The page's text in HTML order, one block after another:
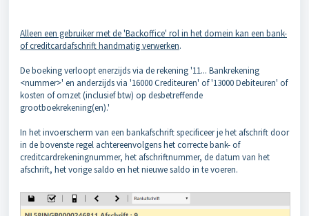
Alleen een gebruiker met de 'Backoffice' rol in het domein kan een bank-
of creditcardafschrift handmatig verwerken.
De boeking verloopt enerzijds via de rekening '11... Bankrekening
<nummer>' en anderzijds via '16000 Crediteuren' of '13000 Debiteuren' of
kosten of omzet (inclusief btw) op desbetreffende
grootboekrekening(en).'
In het invoerscherm van een bankafschrift specificeer je het afschrift door
in de bovenste regel achtereenvolgens het correcte bank- of
creditcardrekeningnummer, het afschriftnummer, de datum van het
afschrift, het vorige saldo en het nieuwe saldo in te voeren.